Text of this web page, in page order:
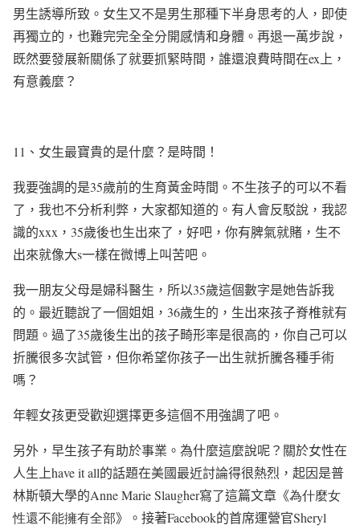
男生誘導所致。女生又不是男生那種下半身思考的人，即使
再獨立的，也難完完全全分開感情和身體。再退一萬步說，
既然要發展新關係了就要抓緊時間，誰還浪費時間在ex 上，
有意義麼？
11 、女生最寶貴的是什麼？是時間！
我要強調的是35歲前的生育黃金時間。不生孩子的可以不看
了，我也不分析利弊，大家都知道的。有人會反駁說，我認
識的xxx ， 35歲後也生出來了，好吧，你有脾氣就賭，生不
出來就像大s一樣在微博上叫苦吧。
我一朋友父母是婦科醫生，所以35歲這個數字是她告訴我
的。最近聽說了一個姐姐， 36歲生的，生出來孩子脊椎就有
問題。過了35歲後生出的孩子畸形率是很高的，你自己可以
折騰很多次試管，但你希望你孩子一出生就折騰各種手術
嗎？
年輕女孩更受歡迎選擇更多這個不用強調了吧。
另外，早生孩子有助於事業。為什麼這麼說呢？關於女性在
人生上have it all的話題在美國最近討論得很熱烈，起因是普
林斯頓大學的Anne Marie Slaugher寫了這篇文章《為什麼女
性還不能擁有全部》。接著Facebook的首席運營官Sheryl